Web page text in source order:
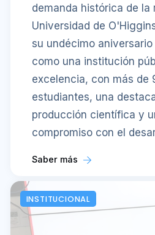
demanda histórica de la
Universidad de
su undécimo
como una institución
excelencia, con más de
estudiantes, una
producción científica y
compromiso con el
Saber más
INSTITUCIONAL